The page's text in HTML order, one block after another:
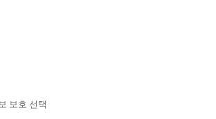
요구 사항: 하드웨어 업그레이드에 대한 기타
어 업그레이드가 필요한 날짜입니다.
수동 처리를 위한 요청을 IT 팀에 라우팅합니
자동 처리와 같은 사용자 정의 논리를 포함하
보호 선택